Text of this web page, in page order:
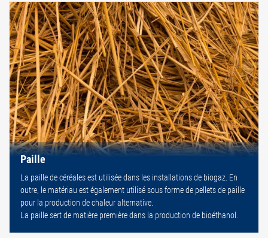
Paille
La paille de céréales est utilisée dans les installations de biogaz. En
outre, le matériau est également utilisé sous forme de pellets de paille
pour la production de chaleur alternative.
La paille sert de matière première dans la production de bioéthanol.